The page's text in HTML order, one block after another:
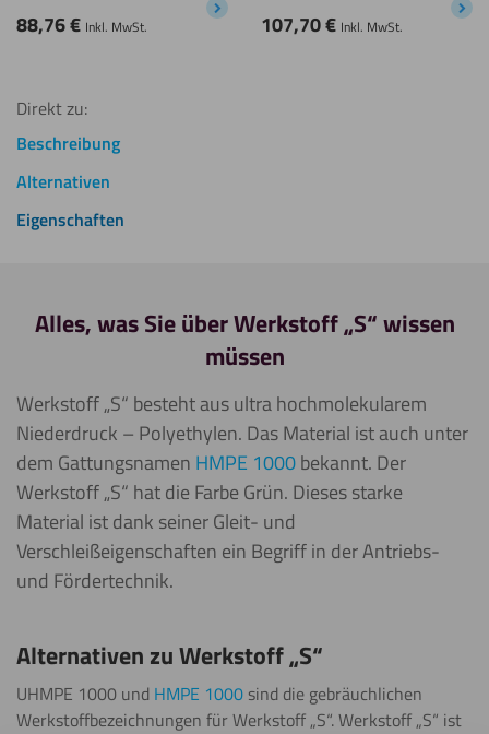
88,76€ Inkl. MwSt. 107,70€ Inkl. MwSt.
Direkt zu:
Beschreibung
Alternativen
Eigenschaften
Alles, was Sie über Werkstoff „S“ wissen
müssen
Werkstoff „S“ besteht aus ultra hochmolekularem
Niederdruck – Polyethylen. Das Material ist auch unter
dem Gattungsnamen HMPE 1000bekannt. Der
Werkstoff „S“ hat die Farbe Grün. Dieses starke
Material ist dank seiner Gleit- und
Verschleißeigenschaften ein Begriff in der Antriebs-
und Fördertechnik.
Alternativen zu Werkstoff „S“
UHMPE 1000 und HMPE 1000 sind die gebräuchlichen
Werkstoffbezeichnungen für Werkstoff „S“. Werkstoff „S“ ist